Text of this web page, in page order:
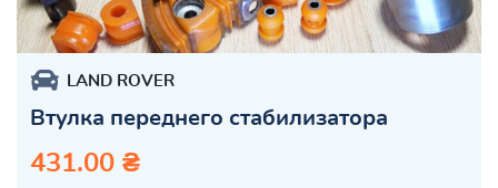
LAND ROVER
Втулка переднего стабилизатора
431.00 ₴